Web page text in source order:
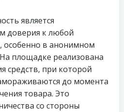
является
доверия к любой
особенно в анонимном
площадке реализована
средств, при которой
до момента
товара. Это
со стороны